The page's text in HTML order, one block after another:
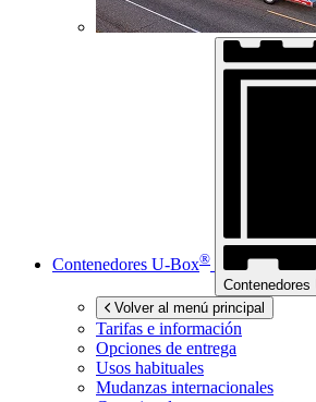
Contenedores U-Box®
Contenedores
Volver al menú principal
Tarifas e información
Opciones de entrega
Usos habituales
Mudanzas internacionales